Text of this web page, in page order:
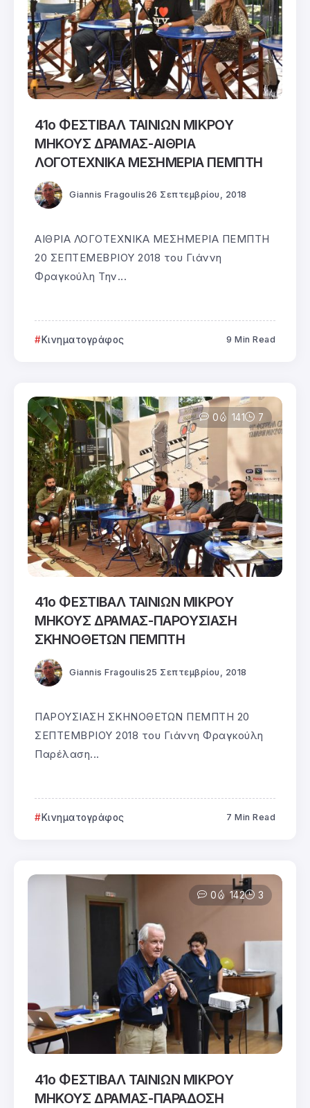
41ο ΦΕΣΤΙΒΑΛ ΤΑΙΝΙΩΝ ΜΙΚΡΟΥ
ΜΗΚΟΥΣ ΔΡΑΜΑΣ-ΑΙΘΡΙΑ
ΛΟΓΟΤΕΧΝΙΚΑ ΜΕΣΗΜΕΡΙΑ ΠΕΜΠΤΗ
Giannis Fragoulis 26 Σεπτεμβρίου, 2018
ΑΙΘΡΙΑ ΛΟΓΟΤΕΧΝΙΚΑ ΜΕΣΗΜΕΡΙΑ ΠΕΜΠΤΗ
20 ΣΕΠΤΕΜΕΒΡΙΟΥ 2018 του Γιάννη
Φραγκούλη Την...
Κινηματογράφος 9 Min Read
0 141 7
41ο ΦΕΣΤΙΒΑΛ ΤΑΙΝΙΩΝ ΜΙΚΡΟΥ
ΜΗΚΟΥΣ ΔΡΑΜΑΣ-ΠΑΡΟΥΣΙΑΣΗ
ΣΚΗΝΟΘΕΤΩΝ ΠΕΜΠΤΗ
Giannis Fragoulis 25 Σεπτεμβρίου, 2018
ΠΑΡΟΥΣΙΑΣΗ ΣΚΗΝΟΘΕΤΩΝ ΠΕΜΠΤΗ 20
ΣΕΠΤΕΜΒΡΙΟΥ 2018 του Γιάννη Φραγκούλη
Παρέλαση...
Κινηματογράφος 7 Min Read
0 142 3
41ο ΦΕΣΤΙΒΑΛ ΤΑΙΝΙΩΝ ΜΙΚΡΟΥ
ΜΗΚΟΥΣ ΔΡΑΜΑΣ-ΠΑΡΑΔΟΣΗ